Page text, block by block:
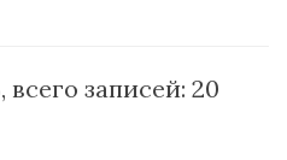
всего записей: 20